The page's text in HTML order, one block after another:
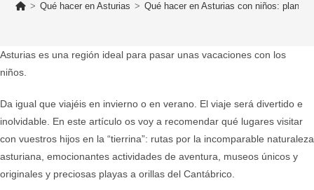
> Qué hacer en Asturias > Qué hacer en Asturias con niños:
Asturias es una región ideal para pasar unas vacaciones con los
niños.
Da igual que viajéis en invierno o en verano. El viaje será divertido e
inolvidable. En este artículo os voy a recomendar qué lugares visitar
con vuestros hijos en la “tierrina”: rutas por la incomparable naturaleza
asturiana, emocionantes actividades de aventura, museos únicos y
originales y preciosas playas a orillas del Cantábrico.